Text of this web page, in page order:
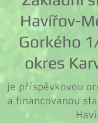
Havířov-
Gorkého
okres
je příspěvkovou
a financovanou